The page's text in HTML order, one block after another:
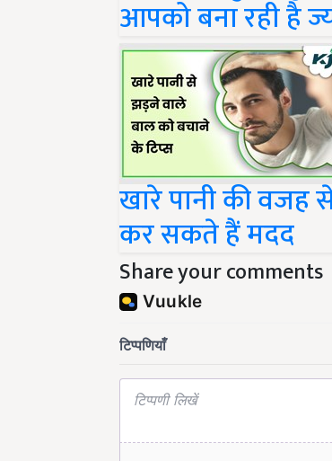
खारे पानी की वजह
कर सकते हैं मदद
Share your comments